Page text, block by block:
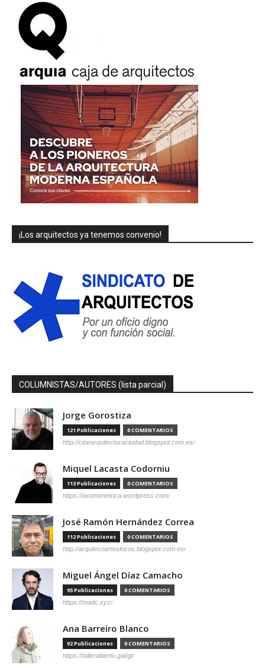
¡Los arquitectos ya tenemos convenio!
COLUMNISTAS/AUTORES (lista parcial)
Jorge Gorostiza
121 Publicaciones 0 COMENTARIOS
http://cinearquitecturaciudad.blogspot.com.es/
Miquel Lacasta Codorniu
113 Publicaciones 0 COMENTARIOS
https://axonometrica.wordpress.com/
José Ramón Hernández Correa
112 Publicaciones 0 COMENTARIOS
http://arquitectamoslocos.blogspot.com.es/
Miguel Ángel Díaz Camacho
95 Publicaciones 0 COMENTARIOS
https://madc.xyz/
Ana Barreiro Blanco
92 Publicaciones 0 COMENTARIOS
https://tallerabierto.gal/gl/